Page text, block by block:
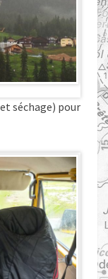
séchage) pour